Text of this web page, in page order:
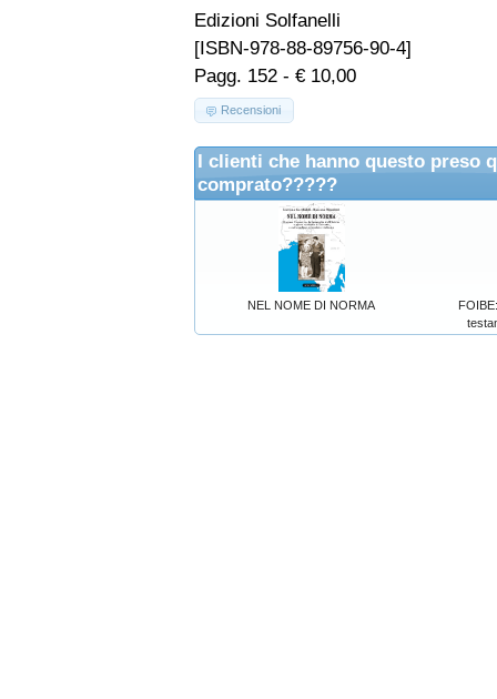
Edizioni Solfanelli
[ISBN-978-88-89756-90-4]
Pagg. 152 - € 10,00
Recensioni
I clienti che hanno questo preso
comprato?????
NEL NOME DI NORMA